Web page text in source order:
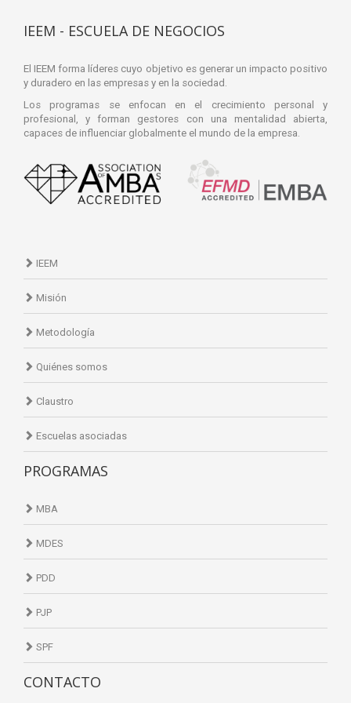
IEEM - ESCUELA DE NEGOCIOS
El IEEM forma líderes cuyo objetivo es generar un impacto positivo
y duradero en las empresas y en la sociedad.
Los programas se enfocan en el crecimiento personal y
profesional, y forman gestores con una mentalidad abierta,
capaces de influenciar globalmente el mundo de la empresa.
IEEM
Misión
Metodología
Quiénes somos
Claustro
Escuelas asociadas
PROGRAMAS
MBA
MDES
PDD
PJP
SPF
CONTACTO